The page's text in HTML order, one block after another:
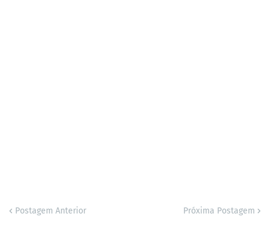
Postagem Anterior Próxima Postagem